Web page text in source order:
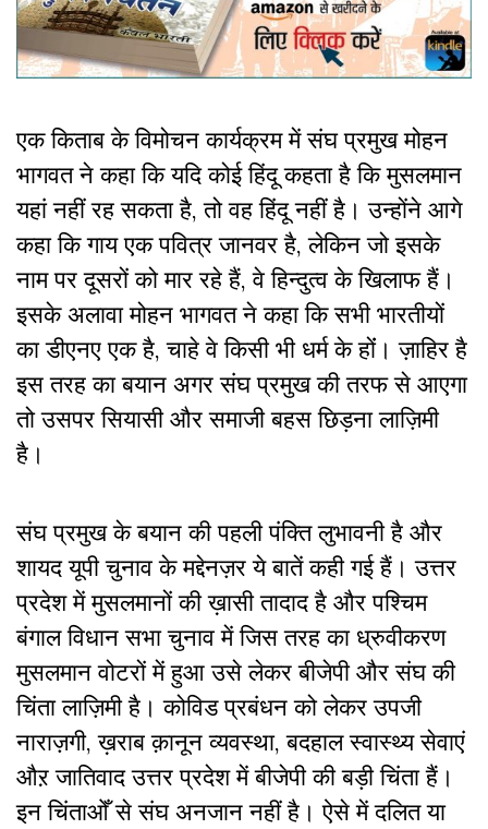
एक किताब के विमोचन कार्यक्रम में संघ प्रमुख मोहन
भागवत ने कहा कि यदि कोई हिंदू कहता है कि मुसलमान
यहां नहीं रह सकता है,तो वह हिंदू नहीं है। उन्होंने आगे
कहा कि गाय एक पवित्र जानवर है,लेकिन जो इसके
नाम पर दूसरों को मार रहे हैं,वे हिन्दुत्व के खिलाफ हैं।
इसके अलावा मोहन भागवत ने कहा कि सभी भारतीयों
का डीएनए एक है,चाहे वे किसी भी धर्म के होंं। ज़ाहिर है
इस तरह का बयान अगर संघ प्रमुख की तरफ से आएगा
तो उसपर सियासी और समाजी बहस छिड़ना लाज़िमी
है।
संघ प्रमुख के बयान की पहली पंक्ति लुभावनी है और
शायद यूपी चुनाव के मद्देनज़र ये बातें कही गई हैं। उत्तर
प्रदेश में मुसलमानों की ख़ासी तादाद है और पश्चिम
बंगाल विधान सभा चुनाव में जिस तरह का ध्रुवीकरण
मुसलमान वोटरों में हुआ उसे लेकर बीजेपी और संघ की
चिंता लाज़िमी है। कोविड प्रबंधन को लेकर उपजी
नाराज़गी, ख़राब क़ानून व्यवस्था, बदहाल स्वास्थ्य सेवाएं
औऱ जातिवाद उत्तर प्रदेश में बीजेपी की बड़ी चिंता हैं।
इन चिंताओँ से संघ अनजान नहीं है। ऐसे में दलित या